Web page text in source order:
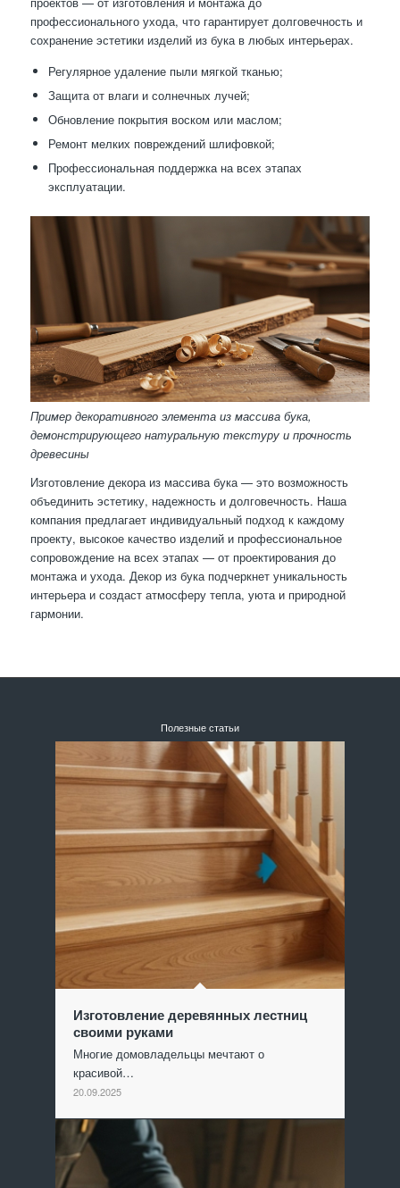
профессионального ухода, что гарантирует долговечность и
сохранение эстетики изделий из бука в любых интерьерах.
Регулярное удаление пыли мягкой тканью;
Защита от влаги и солнечных лучей;
Обновление покрытия воском или маслом;
Ремонт мелких повреждений шлифовкой;
Профессиональная поддержка на всех этапах
эксплуатации.
Пример декоративного элемента из массива бука,
демонстрирующего натуральную текстуру и прочность
древесины
Изготовление декора из массива бука — это возможность
объединить эстетику, надежность и долговечность. Наша
компания предлагает индивидуальный подход к каждому
проекту, высокое качество изделий и профессиональное
сопровождение на всех этапах — от проектирования до
монтажа и ухода. Декор из бука подчеркнет уникальность
интерьера и создаст атмосферу тепла, уюта и природной
гармонии.
Полезные статьи
Изготовление деревянных лестниц
своими руками
Многие домовладельцы мечтают о
красивой…
20.09.2025